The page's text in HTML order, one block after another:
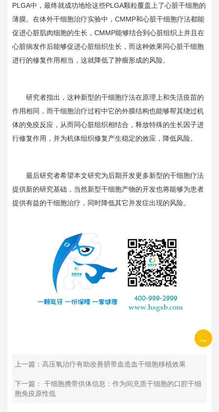
PLGA中，最终就成功地给这些PLGA颗粒覆盖上了心脏干细胞的
薄膜。在体外干细胞治疗实验中， CMMP和心脏干细胞疗法都能
促进心脏肌肉细胞的生长， CMMP能够结合到心脏组织上并且在
心脏病发作后能够促进心脏组织生长，而这种效果同心脏干细胞
进行的修复作用相当，这就降低了肿瘤形成的风险。
研究者指出，这种新型的干细胞疗法在原理上和失活疫苗的
作用相同，而干细胞治疗过程中它的外膜结构也能够帮其绕过机
体的免疫反应，从而同心脏组织相结合，释放特殊的生长因子进
行修复作用，并为机体组织修复产生稳定的效应，降低风险。
最后研究者希望本文研究为后期开发更多新型的干细胞疗法
提供新的研究基础，当然新型干细胞产物的开发也将能够为患者
提供有益的干细胞治疗，同时降低其它并发症出现的风险。
上一篇：高压氧治疗有助改善脐带血造血干细胞移植效果
下一篇： 干细胞携带供体信息：作为间充质干细胞的口腔干细
胞免疫原性低